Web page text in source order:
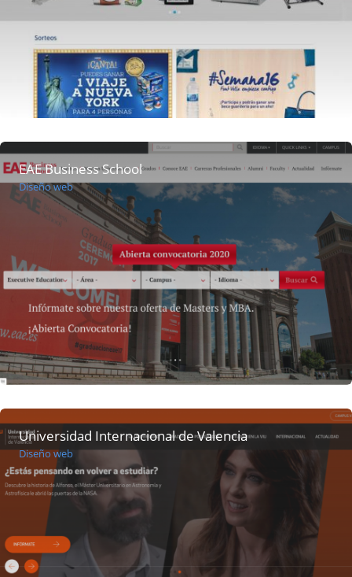
EAE Business School
Diseño web
Universidad Internacional de Valencia
Diseño web